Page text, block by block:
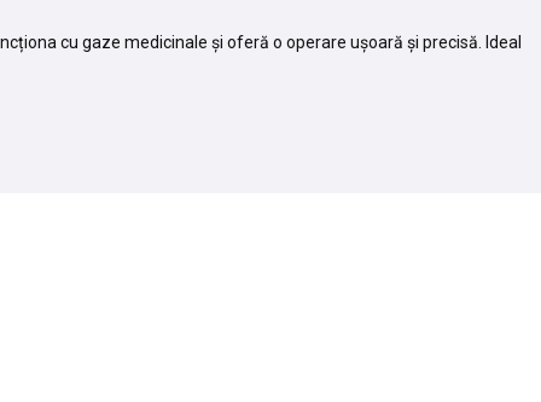
cu gaze medicinale și oferă o operare ușoară și precisă. Ideal